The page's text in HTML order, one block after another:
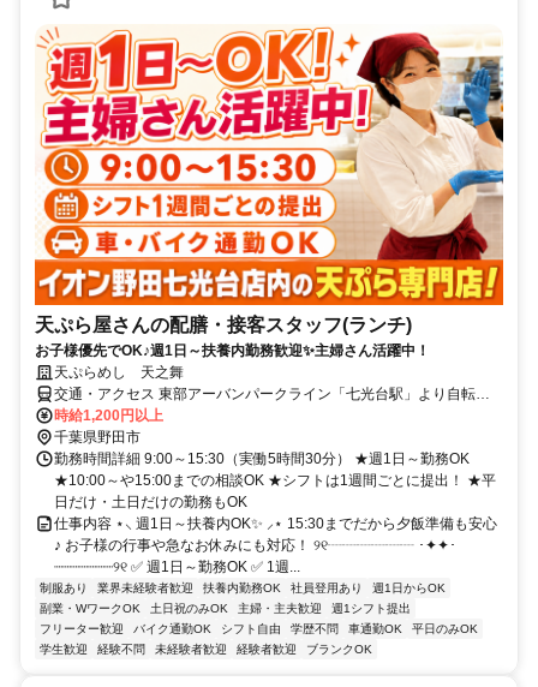
天ぷら屋さんの配膳・接客スタッフ(ランチ)
お子様優先でOK♪週1日～扶養内勤務歓迎✨主婦さん活躍中！
天ぷらめし 天之舞
交通・アクセス 東部アーバンパークライン「七光台駅」より自転車
で約5分
時給1,200円以上
千葉県野田市
勤務時間詳細 9:00～15:30（実働5時間30分） ★週1日～勤務OK
★10:00～や15:00までの相談OK ★シフトは1週間ごとに提出！ ★平
日だけ・土日だけの勤務もOK
仕事内容 ⋆⸜ 週1日～扶養内OK✨ ⸝⋆ 15:30までだから夕飯準備も安心
♪ お子様の行事や急なお休みにも対応！ ୨୧┈┈┈┈┈┈ ･✦✦･
┈┈┈┈┈┈┈୨୧ ✅ 週1日～勤務OK ✅ 1週...
制服あり 業界未経験者歓迎 扶養内勤務OK 社員登用あり
週1日からOK
副業・WワークOK
土日祝のみOK 主婦・主夫歓迎
週1シフト提出
フリーター歓迎
バイク通勤OK シフト自由 学歴不問 車通勤OK
平日のみOK
学生歓迎
経験不問 未経験者歓迎 経験者歓迎 ブランクOK